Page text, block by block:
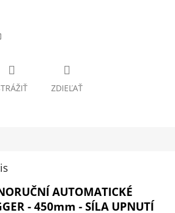
ZDIEĽAŤ
AUTOMATICKÉ
- 450mm - SÍLA UPNUTÍ